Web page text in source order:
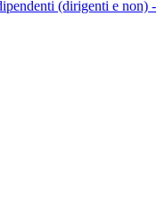
(dirigenti e non) -